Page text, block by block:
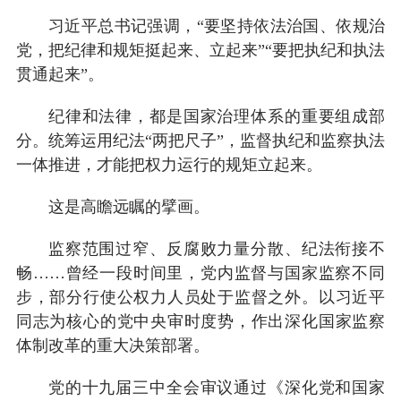
习近平总书记强调，“要坚持依法治国、依规治
党，把纪律和规矩挺起来、立起来”“要把执纪和执法
贯通起来”。
纪律和法律，都是国家治理体系的重要组成部
分。统筹运用纪法“两把尺子”，监督执纪和监察执法
一体推进，才能把权力运行的规矩立起来。
这是高瞻远瞩的擘画。
监察范围过窄、反腐败力量分散、纪法衔接不
畅……曾经一段时间里，党内监督与国家监察不同
步，部分行使公权力人员处于监督之外。以习近平
同志为核心的党中央审时度势，作出深化国家监察
体制改革的重大决策部署。
党的十九届三中全会审议通过《深化党和国家